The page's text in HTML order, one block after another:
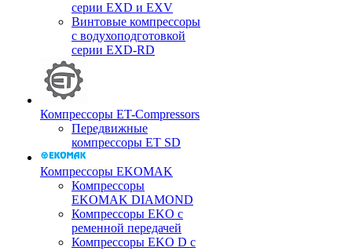
серии EXD и EXV
Винтовые компрессоры
с водухоподготовкой
серии EXD-RD
Компрессоры ET-Compressors
Передвижные
компрессоры ET SD
Компрессоры EKOMAK
Компрессоры
EKOMAK DIAMOND
Компрессоры EKO c
ременной передачей
Компрессоры EKO D с